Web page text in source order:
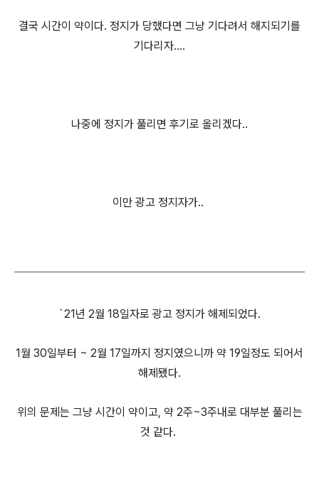
결국 시간이 약이다. 정지가 당했다면 그냥 기다려서 해지되기를
기다리자....
나중에 정지가 풀리면 후기로 올리겠다..
이만 광고 정지자가..
`21년 2월 18일자로 광고 정지가 해제되었다.
1월 30일부터 ~ 2월 17일까지 정지였으니까 약 19일정도 되어서
해제됐다.
위의 문제는 그냥 시간이 약이고, 약 2주~3주내로 대부분 풀리는
것 같다.